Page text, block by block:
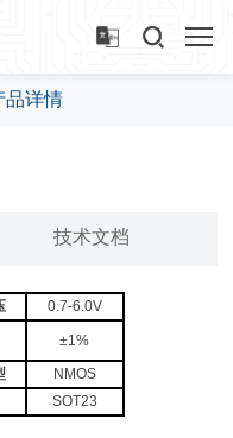
品详情
技术文档
0.7-6.0V
±1%
NMOS
SOT23